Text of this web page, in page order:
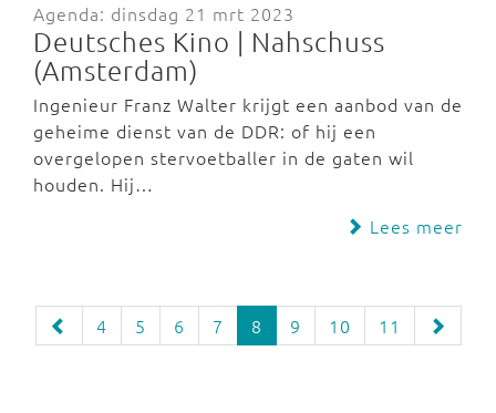
Agenda: dinsdag 21 mrt 2023
Deutsches Kino | Nahschuss
(Amsterdam)
Ingenieur Franz Walter krijgt een aanbod van de
geheime dienst van de DDR: of hij een
overgelopen stervoetballer in de gaten wil
houden. Hij…
Lees meer
4 5 6 7 8 9 10 11